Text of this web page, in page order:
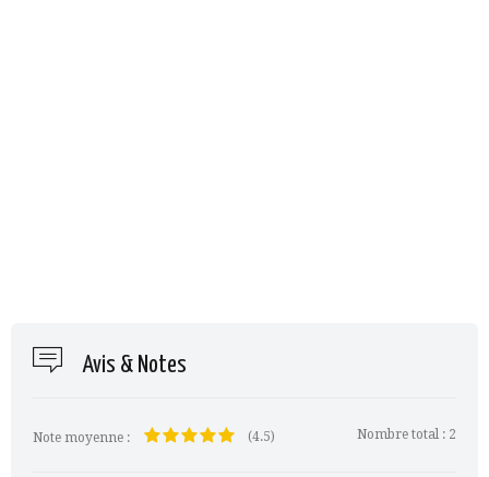
Avis & Notes
Note moyenne : (4.5) Nombre total : 2